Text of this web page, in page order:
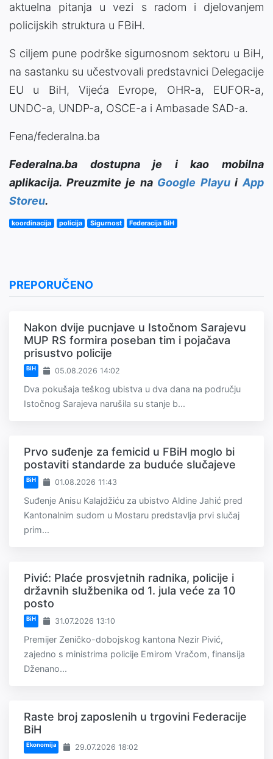
aktuelna pitanja u vezi s radom i djelovanjem
policijskih struktura u FBiH.
S ciljem pune podrške sigurnosnom sektoru u BiH,
na sastanku su učestvovali predstavnici Delegacije
EU u BiH, Vijeća Evrope, OHR-a, EUFOR-a,
UNDC-a, UNDP-a, OSCE-a i Ambasade SAD-a.
Fena/federalna.ba
Federalna.ba dostupna je i kao mobilna
aplikacija. Preuzmite je na Google PlayuiApp
Storeu.
koordinacija policija Sigurnost Federacija BiH
PREPORUČENO
Nakon dvije pucnjave u Istočnom Sarajevu
MUP RS formira poseban tim i pojačava
prisustvo policije
BiH 05.08.2026 14:02
Dva pokušaja teškog ubistva u dva dana na području
Istočnog Sarajeva narušila su stanje b...
Prvo suđenje za femicid u FBiH moglo bi
postaviti standarde za buduće slučajeve
BiH 01.08.2026 11:43
Suđenje Anisu Kalajdžiću za ubistvo Aldine Jahić pred
Kantonalnim sudom u Mostaru predstavlja prvi slučaj
prim...
Pivić: Plaće prosvjetnih radnika, policije i
državnih službenika od 1. jula veće za 10
posto
BiH 31.07.2026 13:10
Premijer Zeničko-dobojskog kantona Nezir Pivić,
zajedno s ministrima policije Emirom Vračom, finansija
Dženano...
Raste broj zaposlenih u trgovini Federacije
BiH
Ekonomija 29.07.2026 18:02